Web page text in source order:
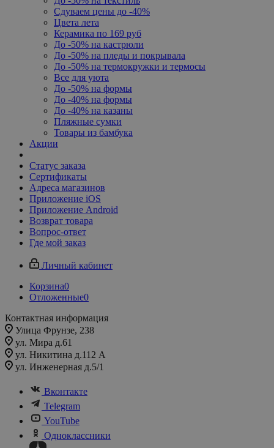
Сдуваем цены до -40%
Цвета лета
Керамика по 169 руб
До -50% на кастрюли
До -50% на пледы и покрывала
До -50% на термокружки и термосы
Все для уюта
До -50% на формы
До -40% на формы
До -40% на казаны
Пляжные сумки
Товары из бамбука
Акции
Статус заказа
Сертификаты
Адреса магазинов
Приложение iOS
Приложение Android
Возврат товара
Вопрос-ответ
Где мой заказ
Личный кабинет
Корзина0
Отложенные0
Контактная информация
Улица Фрунзе, 238​
ул. Мира д.61
ул. Никитина д.112 А
ул. Инженерная д.5/1
Вконтакте
Telegram
YouTube
Одноклассники